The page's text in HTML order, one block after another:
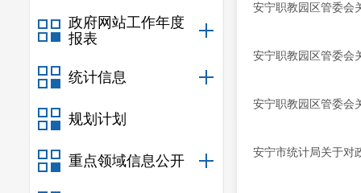
政府网站工作年度
报表
统计信息
规划计划
重点领域信息公开
安宁职教园区管委会
安宁职教园区管委会
安宁职教园区管委会
安宁市统计局关于对